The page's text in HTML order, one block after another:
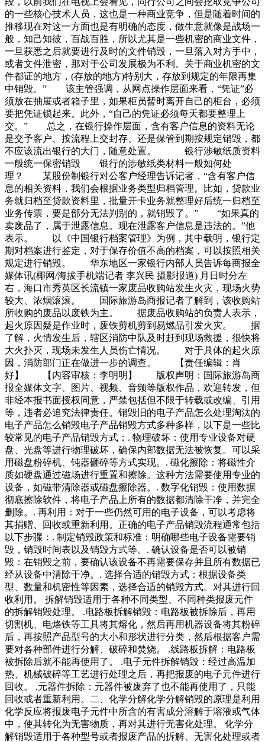
的一些核心技术人员，这也是一种商业竞争，但是随着时间的
推移现在对这一方面也是有明确的态度，做生意就像是战场一
般，知己知彼，百战百胜，所以尤其是一些机密的商业文件，
一旦获悉之后就要进行及时的文件销毁，一旦落入对方手中，
或者文件泄密，那对于公司发展极为不利。关于商业机密的文
件都证的地方，(存放的地方)特别大，存放到规定的年限再集
中销毁。” 该主管强调，从网点操作层面来看，“凭证”必
须放在抽屉或者箱子里，如果柜员暂时离开自己的柜台，必须
要把凭证锁起来。此外，“自己的凭证必须每天都要整理上
交。” 总之，在银行操作层面，含有客户信息的资料无论
是交予客户、按流程上交封存、还是保管到期按规定销毁，都
不应该流出银行的大门，随意处置。 银行涉敏纸质资料
一般统一保密销毁 银行的涉敏纸类材料一般如何处
理？ 某股份制银行对公客户经理告诉记者，“含有客户信
息的相关资料，我们会根据业务类型归档管理。比如，贷款业
务就归档至贷款资料里，批量开卡业务就整理好后统一归档至
业务传票，要是部分无法判别的，就销毁了。” “如果真的
卖废品了，属于泄露信息。现在泄露客户信息是违法的。”他
表示。 以《中国银行档案管理》为例，其中载明，银行定
期对档案进行鉴定，对于保存价值不高的档案，可以按照相关
规定进行销毁。 华东地区一家银行内部人员告诉每商报全
媒体讯(椰网/海拔手机端记者 李兴民 摄影报道) 月日时分左
右，海口市秀英区长流镇一家废品收购站发生火灾，现场火势
较大、浓烟滚滚。 国际旅游岛商报记者了解到，该收购站
所收购的废品以废铁为主。 据废品收购站的负责人表示，
起火原因疑是作业时，废铁剪机剪到易燃品引发火灾。 据
了解，火情发生后，辖区消防中队及时赶到现场救援，很快将
大火扑灭，现场未发生人员伤亡情况。 对于具体的起火原
因，消防部门正在做进一步的调查。 【责任编辑：肖
好】 【内容审核：李明明】 版权声明：国际旅游岛商
报全媒体文字、图片、视频、音频等版权作品，欢迎转发，但
非经本报书面授权同意，严禁包括但不限于转载或改编、引用
等，违者必追究法律责任。销毁旧的电子产品怎么处理淘汰的
电子产品怎么销毁电子产品销毁方式多种多样，以下是一些比
较常见的电子产品销毁方式：. 物理破坏：使用专业设备对硬
盘、光盘等进行物理破坏，确保内部数据无法被恢复。可以采
用磁盘粉碎机、钝器砸碎等方式实现。. 磁化擦除：将磁性介
质如硬盘通过磁场进行重置和擦除。这种方法需要使用专业的
设备，如磁带清除器或磁盘擦除器。. 数字化销毁：使用数据
彻底擦除软件，将电子产品上所有的数据都清除干净，并完全
删除。. 再利用：对于一些仍然可用的电子设备，可以考虑将
其捐赠、回收或重新利用。正确的电子产品销毁流程通常包括
以下步骤：. 制定销毁政策和标准：明确哪些电子设备需要销
毁，销毁时间表以及销毁方式等。. 确认设备是否可以被销
毁：在销毁之前，要确认该设备不再需要保存并且所有数据已
经从设备中清除干净。. 选择合适的销毁方式：根据设备类
型、数量和机密性等因素，选择合适的销毁方式。对其进行回
收利用。 拆解销毁适用于各种不同类型、不同种类报废元件
的拆解销毁处理。 .电路板拆解销毁：电路板被拆除后，再用
切割机、电烙铁等工具将其熔化，然后再用机器设备将其粉碎
后，再按照产品型号的大小和形状进行分类，然后根据客户需
要对各种部件进行分解、破碎和焚烧。 .线路板拆解：电路板
被拆除后就不能再使用了。 .电子元件拆解销毁：经过高温加
热、机械破碎等工艺进行处理之后，再把报废的电子元件进行
回收。 .元器件拆除：元器件被废弃了也不能再使用了，只能
回收或者重新利用。二、化学分解化学分解销毁的原理是利用
化学反应将报废电子元件中所含的有害成分溶解于溶液或气体
中，使其转化为无害物质，再对其进行无害化处理。 化学分
解销毁适用于各种型号或者报废产品的拆解、无害化处理或者